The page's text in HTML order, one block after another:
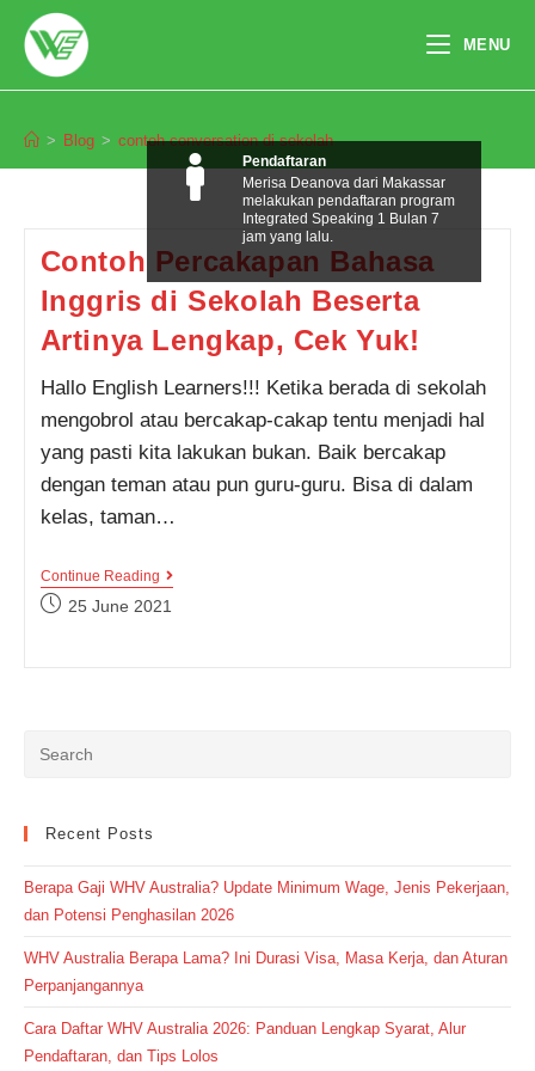
content
MENU
> Blog > contoh conversation di sekolah
Contoh Percakapan Bahasa
Inggris di Sekolah Beserta
Artinya Lengkap, Cek Yuk!
Hallo English Learners!!! Ketika berada di sekolah
mengobrol atau bercakap-cakap tentu menjadi hal
yang pasti kita lakukan bukan. Baik bercakap
dengan teman atau pun guru-guru. Bisa di dalam
kelas, taman…
Continue ReadingContoh
Bahasa
Post25 June 2021
Recent Posts
Berapa Gaji WHV Australia? Update Minimum Wage, Jenis Pekerjaan,
dan Potensi Penghasilan 2026
WHV Australia Berapa Lama? Ini Durasi Visa, Masa Kerja, dan Aturan
Perpanjangannya
Cara Daftar WHV Australia 2026: Panduan Lengkap Syarat, Alur
Pendaftaran, dan Tips Lolos
Pendaftaran
Merisa Deanova dari Makassar
melakukan pendaftaran program
Integrated Speaking 1 Bulan 7
jam yang lalu.